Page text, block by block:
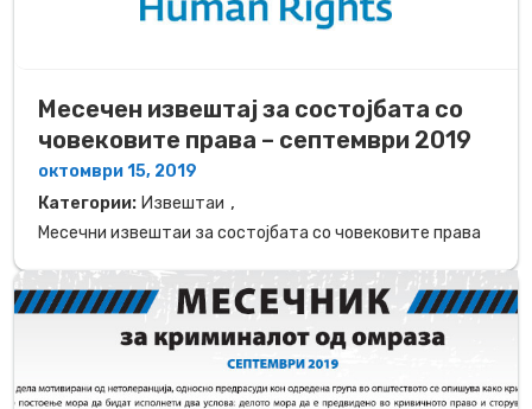
Месечен извештај за состојбата со
човековите права – септември 2019
октомври 15, 2019
Категории: Извештаи ,
Месечни извештаи за состојбата со човековите права